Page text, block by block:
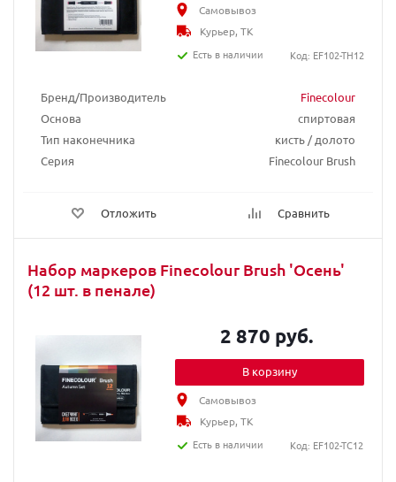
Бренд/Производитель
Finecolour
Основа
спиртовая
Тип наконечника
кисть / долото
Серия
Finecolour Brush
Отложить Сравнить
Самовывоз
Курьер, ТК
Есть в наличии
Код: EF102-TH12
Набор маркеров Finecolour Brush 'Осень'
(12 шт. в пенале)
2 870 руб.
В корзину
Самовывоз
Курьер, ТК
Есть в наличии
Код: EF102-TC12